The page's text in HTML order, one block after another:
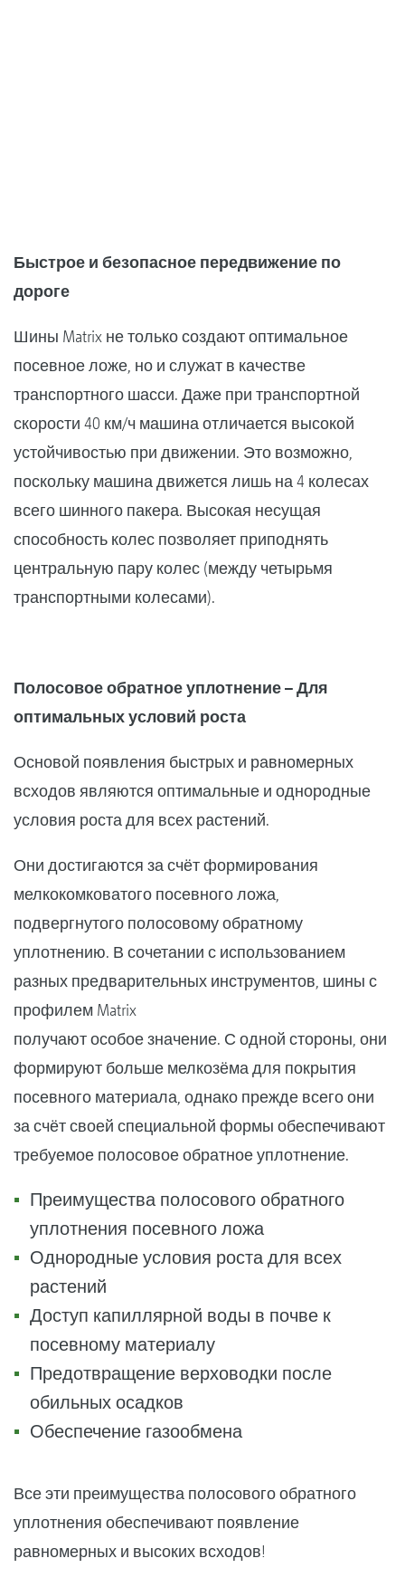
Быстрое и безопасное передвижение по
дороге
Шины Matrix не только создают оптимальное
посевное ложе, но и служат в качестве
транспортного шасси. Даже при транспортной
скорости 40 км/ч машина отличается высокой
устойчивостью при движении. Это возможно,
поскольку машина движется лишь на 4 колесах
всего шинного пакера. Высокая несущая
способность колес позволяет приподнять
центральную пару колес (между четырьмя
транспортными колесами).
Полосовое обратное уплотнение – Для
оптимальных условий роста
Основой появления быстрых и равномерных
всходов являются оптимальные и однородные
условия роста для всех растений.
Они достигаются за счёт формирования
мелкокомковатого посевного ложа,
подвергнутого полосовому обратному
уплотнению. В сочетании с использованием
разных предварительных инструментов, шины с
профилем Matrix
получают особое значение. С одной стороны, они
формируют больше мелкозёма для покрытия
посевного материала, однако прежде всего они
за счёт своей специальной формы обеспечивают
требуемое полосовое обратное уплотнение.
Преимущества полосового обратного
уплотнения посевного ложа
Однородные условия роста для всех
растений
Доступ капиллярной воды в почве к
посевному материалу
Предотвращение верховодки после
обильных осадков
Обеспечение газообмена
Все эти преимущества полосового обратного
уплотнения обеспечивают появление
равномерных и высоких всходов!